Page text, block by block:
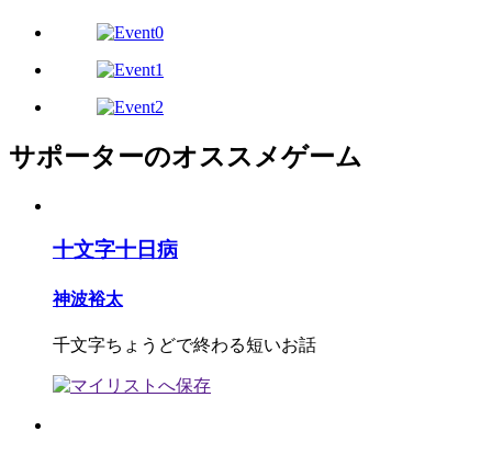
サポーターのオススメゲーム
十文字十日病
神波裕太
千文字ちょうどで終わる短いお話